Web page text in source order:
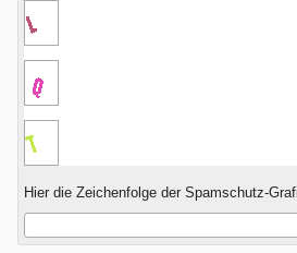
Hier die Zeichenfolge der Spamschutz-